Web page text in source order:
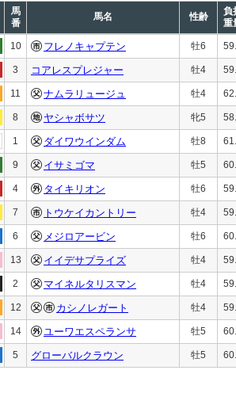
馬
番
馬名 性齢
負
重
10 フレノキャプテン 牡6
3 コアレスプレジャー 牡4
11 ナムラリュージュ 牡4
8 ヤシャボサツ 牝5
1 ダイワウインダム 牡8
9 イサミゴマ 牡5
4 タイキリオン 牡6
7 トウケイカントリー 牡4
6 メジロアービン 牡6
13 イイデサプライズ 牡4
2 マイネルタリスマン 牡4
12 カシノレガート 牡4
14 ユーワエスペランサ 牡5
5 グローバルクラウン 牡5